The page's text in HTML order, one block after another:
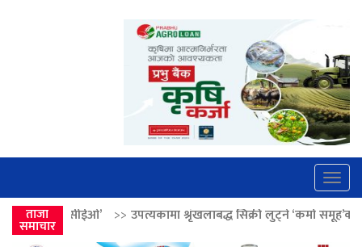
ताजा
समाचार
उपत्यकामा श्रृंखलाबद्ध सिक्री लुट्ने ‘कर्मा समूह’का नाइकेसहित पाँच पक्राउ